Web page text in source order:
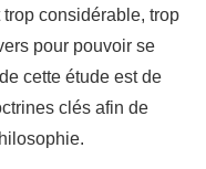
considérable, trop
pour pouvoir se
cette étude est de
clés afin de